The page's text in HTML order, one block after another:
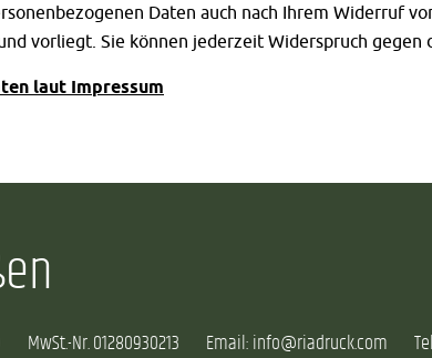
Daten auch nach Ihrem Widerruf
vorliegt. Sie können jederzeit Widerspruch gegen
laut Impressum
MwSt.-Nr. 01280930213 Email: info@riadruck.com